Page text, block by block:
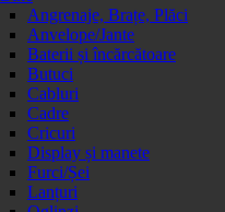
Angrenaje, Brațe, Plăci
Anvelope/Jante
Baterii și încărcătoare
Butuci
Cabluri
Cadre
Cricuri
Display și manete
Furci/Șei
Lanțuri